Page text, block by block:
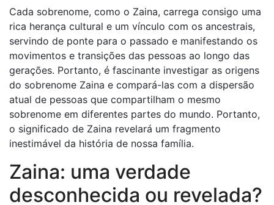
Cada sobrenome, como o Zaina, carrega consigo uma
rica herança cultural e um vínculo com os ancestrais,
servindo de ponte para o passado e manifestando os
movimentos e transições das pessoas ao longo das
gerações. Portanto, é fascinante investigar as origens
do sobrenome Zaina e compará-las com a dispersão
atual de pessoas que compartilham o mesmo
sobrenome em diferentes partes do mundo. Portanto,
o significado de Zaina revelará um fragmento
inestimável da história de nossa família.
Zaina: uma verdade
desconhecida ou revelada?